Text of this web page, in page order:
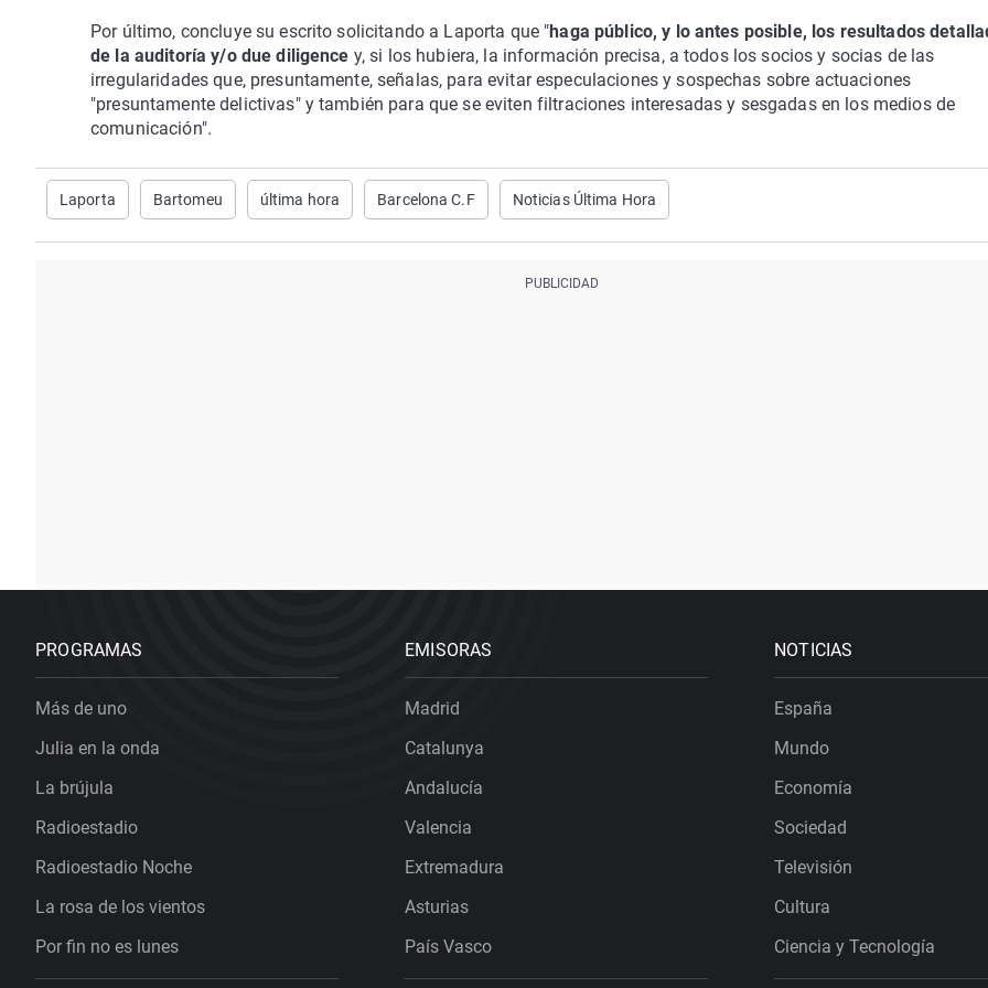
Por último, concluye su escrito solicitando a Laporta que "haga público, y lo antes posible, los resultados
de la auditoría y/o due diligence y, si los hubiera, la información precisa, a todos los socios y socias de las
irregularidades que, presuntamente, señalas, para evitar especulaciones y sospechas sobre actuaciones
"presuntamente delictivas" y también para que se eviten filtraciones interesadas y sesgadas en los medios de
comunicación".
Laporta Bartomeu última hora Barcelona C.F Noticias Última Hora
PROGRAMAS
Más de uno
Julia en la onda
La brújula
Radioestadio
Radioestadio Noche
La rosa de los vientos
Por fin no es lunes
EMISORAS
Madrid
Catalunya
Andalucía
Valencia
Extremadura
Asturias
País Vasco
NOTICIAS
España
Mundo
Economía
Sociedad
Televisión
Cultura
Ciencia y Tecnología